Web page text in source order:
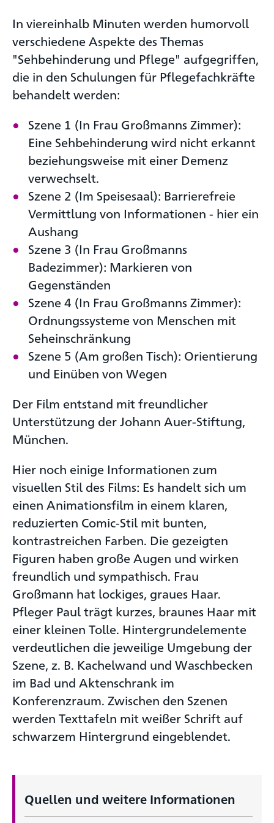
In viereinhalb Minuten werden humorvoll
verschiedene Aspekte des Themas
"Sehbehinderung und Pflege" aufgegriffen,
die in den Schulungen für Pflegefachkräfte
behandelt werden:
Szene 1 (In Frau Großmanns Zimmer):
Eine Sehbehinderung wird nicht erkannt
beziehungsweise mit einer Demenz
verwechselt.
Szene 2 (Im Speisesaal): Barrierefreie
Vermittlung von Informationen - hier ein
Aushang
Szene 3 (In Frau Großmanns
Badezimmer): Markieren von
Gegenständen
Szene 4 (In Frau Großmanns Zimmer):
Ordnungssysteme von Menschen mit
Seheinschränkung
Szene 5 (Am großen Tisch): Orientierung
und Einüben von Wegen
Der Film entstand mit freundlicher
Unterstützung der Johann Auer-Stiftung,
München.
Hier noch einige Informationen zum
visuellen Stil des Films: Es handelt sich um
einen Animationsfilm in einem klaren,
reduzierten Comic-Stil mit bunten,
kontrastreichen Farben. Die gezeigten
Figuren haben große Augen und wirken
freundlich und sympathisch. Frau
Großmann hat lockiges, graues Haar.
Pfleger Paul trägt kurzes, braunes Haar mit
einer kleinen Tolle. Hintergrundelemente
verdeutlichen die jeweilige Umgebung der
Szene, z. B. Kachelwand und Waschbecken
im Bad und Aktenschrank im
Konferenzraum. Zwischen den Szenen
werden Texttafeln mit weißer Schrift auf
schwarzem Hintergrund eingeblendet.
Quellen und weitere Informationen